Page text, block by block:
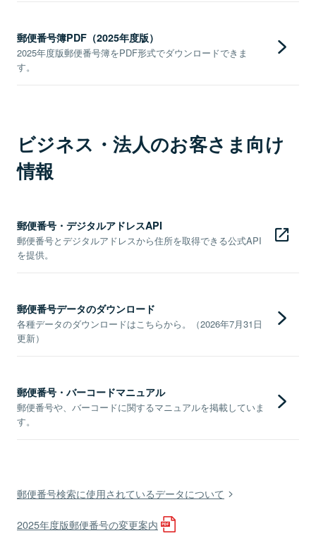
郵便番号簿PDF（2025年度版）
2025年度版郵便番号簿をPDF形式でダウンロードできま
す。
ビジネス・法人のお客さま向け
情報
郵便番号・デジタルアドレスAPI
郵便番号とデジタルアドレスから住所を取得できる公式API
を提供。
郵便番号データのダウンロード
各種データのダウンロードはこちらから。（2026年7月31日
更新）
郵便番号・バーコードマニュアル
郵便番号や、バーコードに関するマニュアルを掲載していま
す。
郵便番号検索に使用されているデータについて
2025年度版郵便番号の変更案内